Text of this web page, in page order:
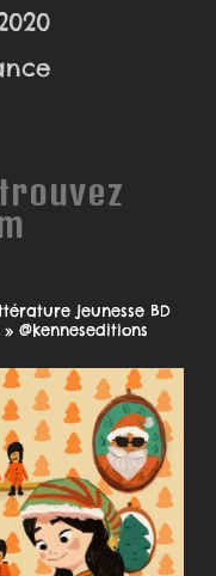
jeunesseBD
@kenneseditions